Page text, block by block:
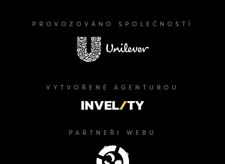
PROVOZOVÁNO SPOLEČNOSTÍ
VYTVOŘENÉ AGENTUROU
PARTNEŘI WEBU